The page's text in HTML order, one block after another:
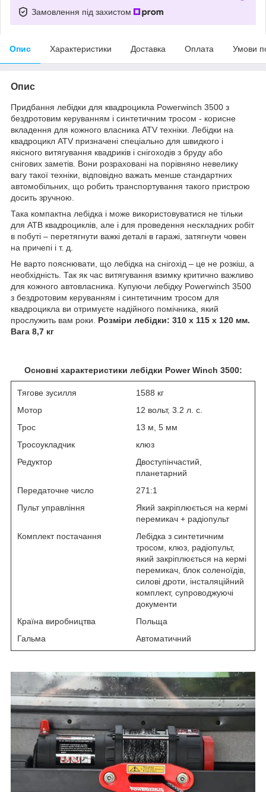
Замовлення під захистом
Опис Характеристики Доставка Оплата Умови
Опис
Придбання лебідки для квадроцикла Powerwinch 3500 з
бездротовим керуванням і синтетичним тросом - корисне
вкладення для кожного власника ATV техніки. Лебідки на
квадроцикл ATV призначені спеціально для швидкого і
якісного витягування квадриків і снігоходів з бруду або
снігових заметів. Вони розраховані на порівняно невелику
вагу такої техніки, відповідно важать менше стандартних
автомобільних, що робить транспортування такого пристрою
досить зручною.
Така компактна лебідка і може використовуватися не тільки
для АТВ квадроциклів, але і для проведення нескладних робіт
в побуті – перетягнути важкі деталі в гаражі, затягнути човен
на причепі і т. д.
Не варто пояснювати, що лебідка на снігохід – це не розкіш, а
необхідність. Так як час витягування взимку критично важливо
для кожного автовласника. Купуючи лебідку Powerwinch 3500
з бездротовим керуванням і синтетичним тросом для
квадроцикла ви отримуєте надійного помічника, який
прослужить вам роки. Розміри лебідки: 310 x 115 x 120 мм.
Вага 8,7 кг
Основні характеристики лебідки Power Winch 3500:
Тягове зусилля
1588 кг
Мотор
12 вольт, 3.2 л. с.
Трос
13 м, 5 мм
Тросоукладчик
клюз
Редуктор
Двоступінчастий,
планетарний
Передаточне число
271:1
Пульт управління
Який закріплюється на кермі
перемикач + радіопульт
Комплект постачання
Лебідка з синтетичним
тросом, клюз, радіопульт,
який закріплюється на кермі
перемикач, блок соленоїдів,
силові дроти, інсталяційний
комплект, супроводжуючі
документи
Країна виробництва
Польща
Гальма
Автоматичний